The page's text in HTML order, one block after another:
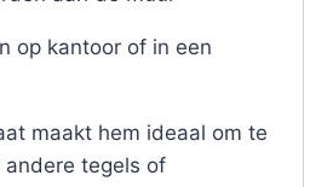
op kantoor of in een
maakt hem ideaal om te
tegels of